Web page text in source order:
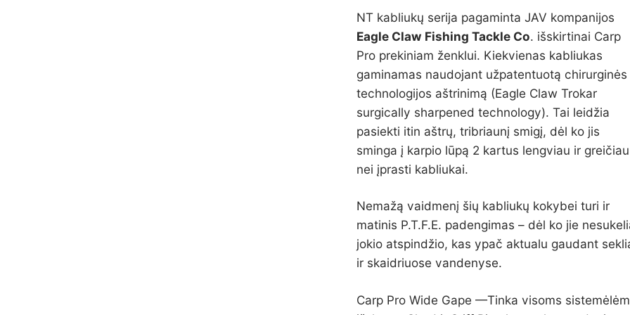
NT kabliukų serija pagaminta JAV kompanijos
Eagle Claw Fishing Tackle Co. išskirtinai Carp
Pro prekiniam ženklui. Kiekvienas kabliukas
gaminamas naudojant užpatentuotą chirurginės
technologijos aštrinimą (Eagle Claw Trokar
surgically sharpened technology). Tai leidžia
pasiekti itin aštrų, tribriaunį smigį, dėl ko jis
sminga į karpio lūpą 2 kartus lengviau ir greičiau
nei įprasti kabliukai.
Nemažą vaidmenį šių kabliukų kokybei turi ir
matinis P.T.F.E. padengimas – dėl ko jie
jokio atspindžio, kas ypač aktualu gaudant
ir skaidriuose vandenyse.
Carp Pro Wide Gape —Tinka visoms